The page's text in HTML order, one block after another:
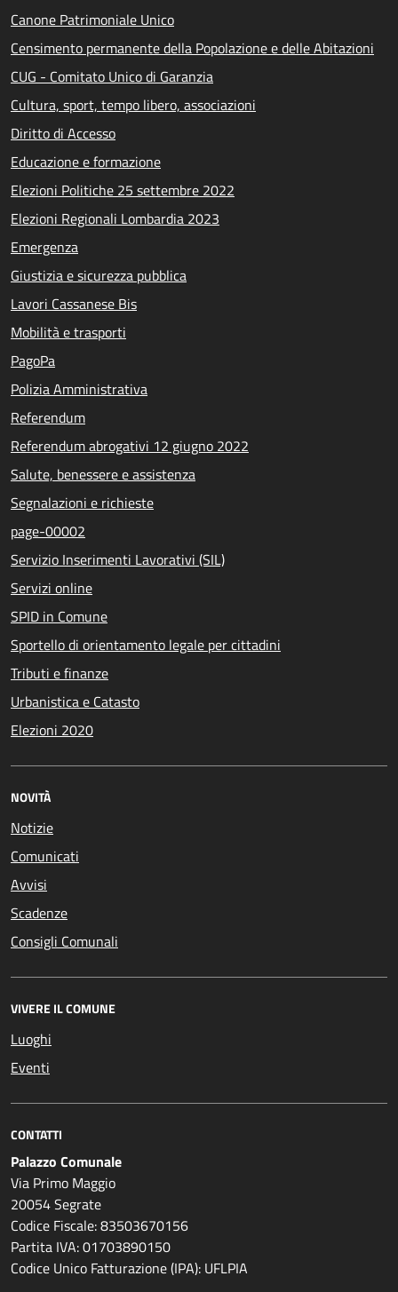
Canone Patrimoniale Unico
Censimento permanente della Popolazione e delle Abitazioni
CUG - Comitato Unico di Garanzia
Cultura, sport, tempo libero, associazioni
Diritto di Accesso
Educazione e formazione
Elezioni Politiche 25 settembre 2022
Elezioni Regionali Lombardia 2023
Emergenza
Giustizia e sicurezza pubblica
Lavori Cassanese Bis
Mobilità e trasporti
PagoPa
Polizia Amministrativa
Referendum
Referendum abrogativi 12 giugno 2022
Salute, benessere e assistenza
Segnalazioni e richieste
page-00002
Servizio Inserimenti Lavorativi (SIL)
Servizi online
SPID in Comune
Sportello di orientamento legale per cittadini
Tributi e finanze
Urbanistica e Catasto
Elezioni 2020
NOVITÀ
Notizie
Comunicati
Avvisi
Scadenze
Consigli Comunali
VIVERE IL COMUNE
Luoghi
Eventi
CONTATTI
Palazzo Comunale
Via Primo Maggio
20054 Segrate
Codice Fiscale: 83503670156
Partita IVA: 01703890150
Codice Unico Fatturazione (IPA): UFLPIA